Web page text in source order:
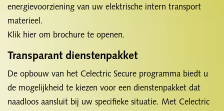
energievoorziening van uw elektrische intern transport
materieel.
Klik hier om brochure te openen.
Transparant dienstenpakket
De opbouw van het Celectric Secure programma biedt u
de mogelijkheid te kiezen voor een dienstenpakket dat
naadloos aansluit bij uw specifieke situatie. Met Celectric